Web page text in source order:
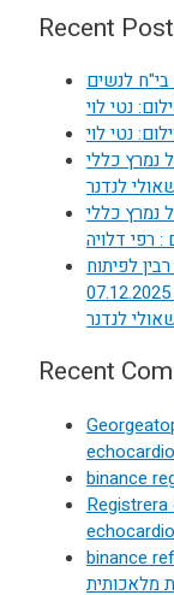
Recent
לנשים
נמרץ כללי
נמרץ כללי
לפיתוח
המערך לאורתופדיה וחיזוק החוסן הרפואי, 07.12.2025
לנדנר
Recent
binance
Registrera
binance
מלאכותית